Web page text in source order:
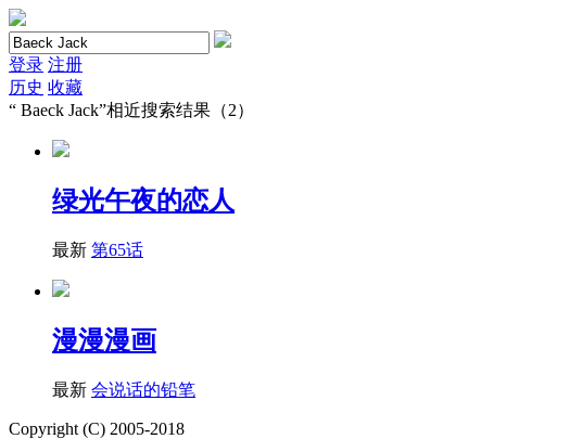
登录 注册
历史 收藏
“ Baeck Jack”相近搜索结果（2）
绿光午夜的恋人
最新 第65话
漫漫漫画
最新 会说话的铅笔
Copyright (C) 2005-2018